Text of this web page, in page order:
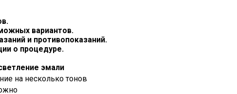
вариантов.
и противопоказаний.
о процедуре.
эмали
на несколько тонов